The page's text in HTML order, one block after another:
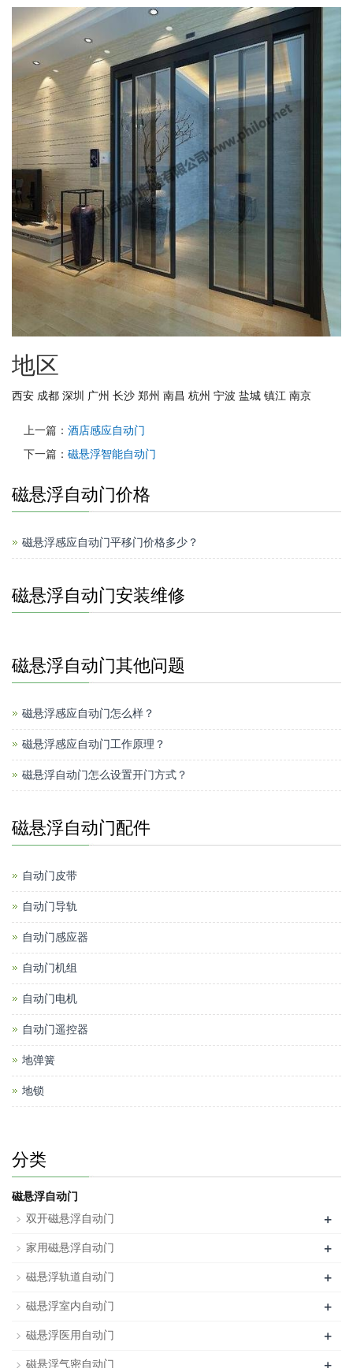
地区
西安 成都 深圳 广州 长沙 郑州 南昌 杭州 宁波 盐城 镇江 南京
上一篇： 酒店感应自动门
下一篇： 磁悬浮智能自动门
磁悬浮自动门价格
磁悬浮感应自动门平移门价格多少？
磁悬浮自动门安装维修
磁悬浮自动门其他问题
磁悬浮感应自动门怎么样？
磁悬浮感应自动门工作原理？
磁悬浮自动门怎么设置开门方式？
磁悬浮自动门配件
自动门皮带
自动门导轨
自动门感应器
自动门机组
自动门电机
自动门遥控器
地弹簧
地锁
分类
磁悬浮自动门
双开磁悬浮自动门
+
家用磁悬浮自动门 +
磁悬浮轨道自动门 +
磁悬浮室内自动门 +
磁悬浮医用自动门 +
磁悬浮气密自动门